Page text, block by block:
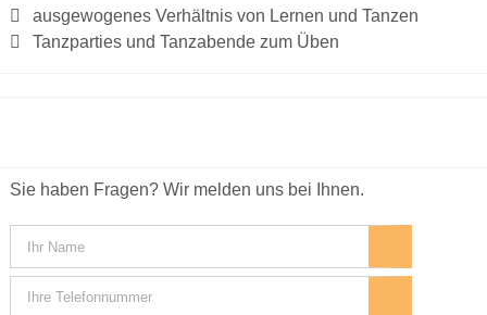
ausgewogenes Verhältnis von Lernen und Tanzen
Tanzparties und Tanzabende zum Üben
Sie haben Fragen? Wir melden uns bei Ihnen.